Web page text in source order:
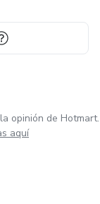
opinión de Hotmart.
aquí